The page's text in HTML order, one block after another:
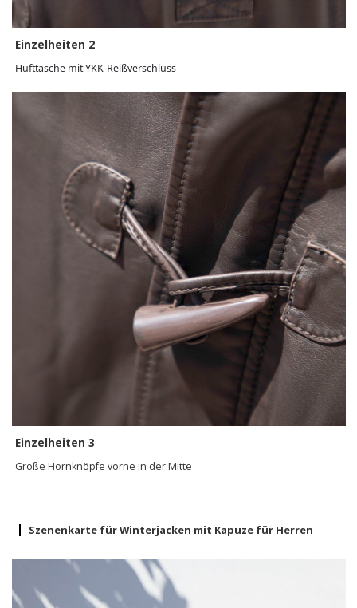
Einzelheiten 2
Hüfttasche mit YKK-Reißverschluss
Einzelheiten 3
Große Hornknöpfe vorne in der Mitte
Szenenkarte für Winterjacken mit Kapuze für Herren